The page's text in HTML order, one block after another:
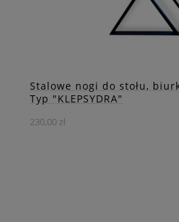
Stalowe nogi do stołu,
Typ "KLEPSYDRA"
230,00 zł